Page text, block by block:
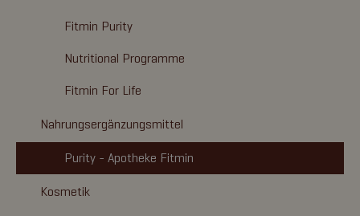
Fitmin Purity
Nutritional Programme
Fitmin For Life
Nahrungsergänzungsmittel
Purity - Apotheke Fitmin
Kosmetik